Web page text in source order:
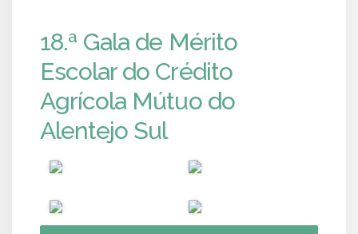
18.ª Gala de Mérito
Escolar do Crédito
Agrícola Mútuo do
Alentejo Sul